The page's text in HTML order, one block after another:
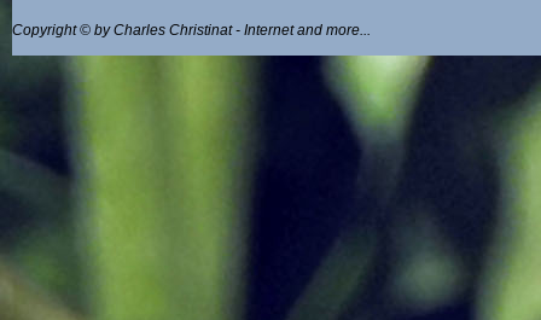
Copyright © by Charles Christinat - Internet and more...